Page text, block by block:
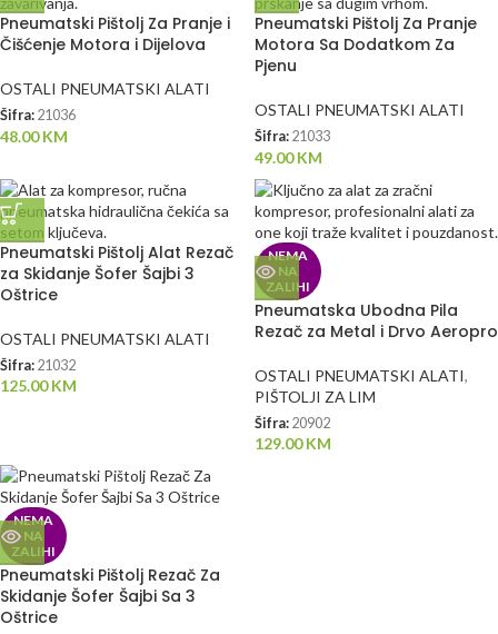
Pneumatski Pištolj Za Pranje i
Čišćenje Motora i Dijelova
OSTALI PNEUMATSKI ALATI
Šifra: 21036
48.00KM
Pneumatski Pištolj Za Pranje
Motora Sa Dodatkom Za
Pjenu
OSTALI PNEUMATSKI ALATI
Šifra: 21033
49.00KM
Pneumatski Pištolj Alat Rezač
za Skidanje Šofer Šajbi 3
Oštrice
OSTALI PNEUMATSKI ALATI
Šifra: 21032
125.00KM
NEMA
NA
ZALIHI
Pneumatska Ubodna Pila
Rezač za Metal i Drvo Aeropro
OSTALI PNEUMATSKI ALATI,
PIŠTOLJI ZA LIM
Šifra: 20902
129.00KM
NEMA
NA
ZALIHI
Pneumatski Pištolj Rezač Za
Skidanje Šofer Šajbi Sa 3
Oštrice